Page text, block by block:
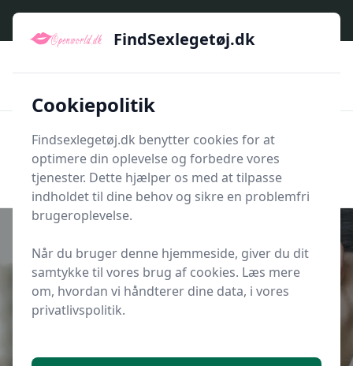
Søg nu
Søg nu
Udgivet iOplevelser
Billig overnatning med romantisk
FindSexlegetøj.dk
Cookiepolitik
Findsexlegetøj.dk benytter cookies for at
optimere din oplevelse og forbedre vores
tjenester. Dette hjælper os med at tilpasse
indholdet til dine behov og sikre en problemfri
brugeroplevelse.
Når du bruger denne hjemmeside, giver du dit
samtykke til vores brug af cookies. Læs mere
om, hvordan vi håndterer dine data, i vores
privatlivspolitik.